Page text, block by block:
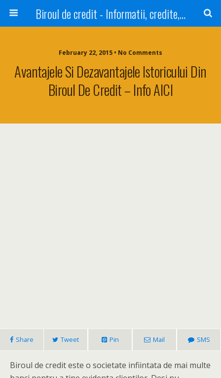
Biroul de credit - Informatii, credite, refinantare
February 22, 2015 • No Comments
Avantajele Si Dezavantajele Istoricului Din
Biroul De Credit – Info AICI
Share Tweet Pin Mail SMS
Biroul de credit este o societate infiintata de mai multe